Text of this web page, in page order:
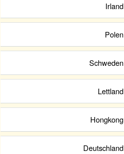
Irland
Polen
Schweden
Lettland
Hongkong
Deutschland